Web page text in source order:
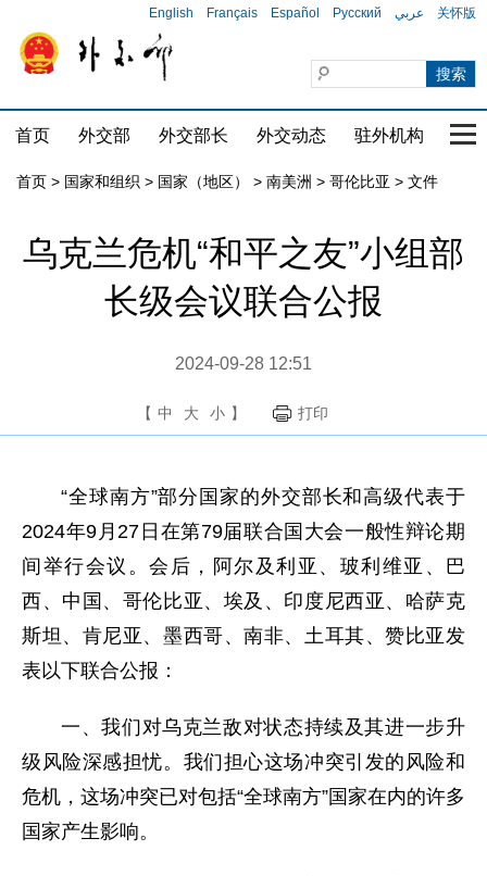
English Français Español Русский عربي 关怀版
首页 外交部 外交部长 外交动态 驻外机构 国
首页 > 国家和组织 > 国家（地区） > 南美洲 > 哥伦比亚 > 文件
乌克兰危机“和平之友”小组部
长级会议联合公报
2024-09-28 12:51
【 中 大 小 】 打印
“全球南方”部分国家的外交部长和高级代表于
2024年9月27日在第79届联合国大会一般性辩论期
间举行会议。会后，阿尔及利亚、玻利维亚、巴
西、中国、哥伦比亚、埃及、印度尼西亚、哈萨克
斯坦、肯尼亚、墨西哥、南非、土耳其、赞比亚发
表以下联合公报：
一、我们对乌克兰敌对状态持续及其进一步升
级风险深感担忧。我们担心这场冲突引发的风险和
危机，这场冲突已对包括“全球南方”国家在内的许多
国家产生影响。